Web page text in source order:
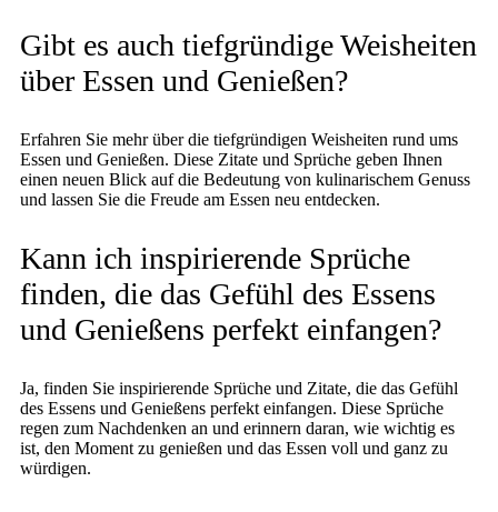
Gibt es auch tiefgründige Weisheiten
über Essen und Genießen?
Erfahren Sie mehr über die tiefgründigen Weisheiten rund ums
Essen und Genießen. Diese Zitate und Sprüche geben Ihnen
einen neuen Blick auf die Bedeutung von kulinarischem Genuss
und lassen Sie die Freude am Essen neu entdecken.
Kann ich inspirierende Sprüche
finden, die das Gefühl des Essens
und Genießens perfekt einfangen?
Ja, finden Sie inspirierende Sprüche und Zitate, die das Gefühl
des Essens und Genießens perfekt einfangen. Diese Sprüche
regen zum Nachdenken an und erinnern daran, wie wichtig es
ist, den Moment zu genießen und das Essen voll und ganz zu
würdigen.